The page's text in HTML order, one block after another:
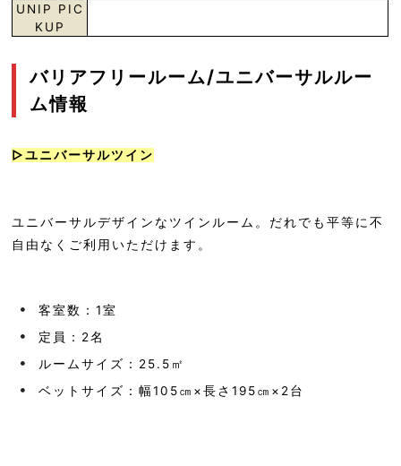
UNIP PIC
KUP
バリアフリールーム/ユニバーサルルー
ム情報
▷ユニバーサルツイン
ユニバーサルデザインなツインルーム。だれでも平等に不
自由なくご利用いただけます。
客室数：1室
定員：2名
ルームサイズ：25.5㎡
ベットサイズ：幅105㎝×長さ195㎝×2台